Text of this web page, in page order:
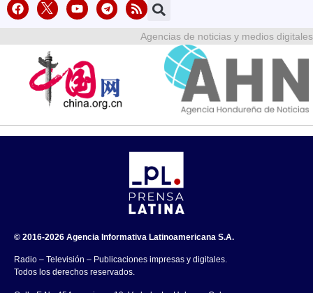
Agencias de noticias y medios digitales
© 2016-2026 Agencia Informativa Latinoamericana S.A.
Radio – Televisión – Publicaciones impresas y digitales.
Todos los derechos reservados.